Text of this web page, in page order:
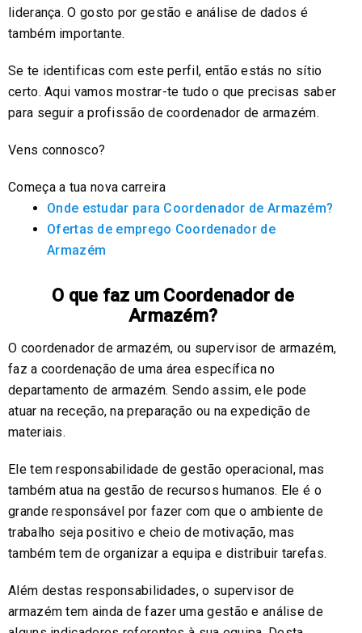
liderança. O gosto por gestão e análise de dados é
também importante.
Se te identificas com este perfil, então estás no sítio
certo. Aqui vamos mostrar-te tudo o que precisas saber
para seguir a profissão de coordenador de armazém.
Vens connosco?
Começa a tua nova carreira
Onde estudar para Coordenador de Armazém?
Ofertas de emprego Coordenador de
Armazém
O que faz um Coordenador de
Armazém?
O coordenador de armazém, ou supervisor de armazém,
faz a coordenação de uma área específica no
departamento de armazém. Sendo assim, ele pode
atuar na receção, na preparação ou na expedição de
materiais.
Ele tem responsabilidade de gestão operacional, mas
também atua na gestão de recursos humanos. Ele é o
grande responsável por fazer com que o ambiente de
trabalho seja positivo e cheio de motivação, mas
também tem de organizar a equipa e distribuir tarefas.
Além destas responsabilidades, o supervisor de
armazém tem ainda de fazer uma gestão e análise de